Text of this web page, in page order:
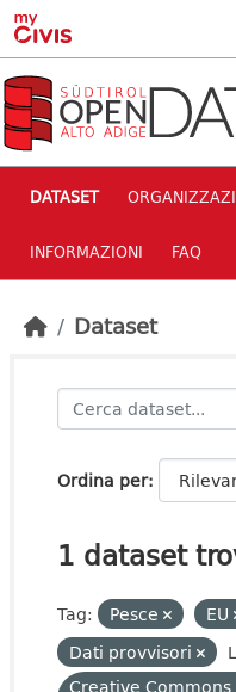
Skip to main content
DATASET
INFORMAZIONI FAQ
Dataset
Ordina per
1 dataset
Tag: Pesce EU
Dati provvisori
Creative